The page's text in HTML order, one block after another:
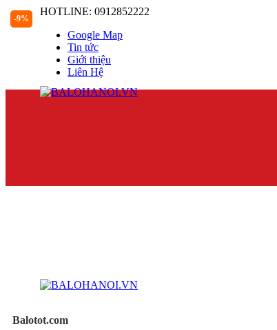
HOTLINE: 0912852222
Google Map
Tin tức
Giới thiệu
Liên Hệ
Balotot.com
-9%